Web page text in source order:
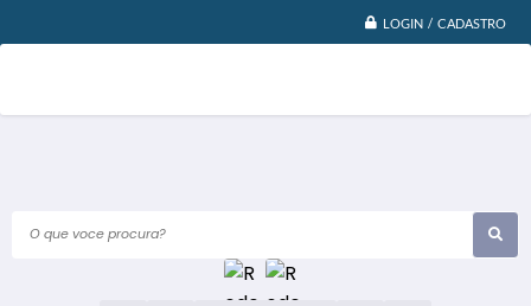
LOGIN / CADASTRO
O que voce procura?